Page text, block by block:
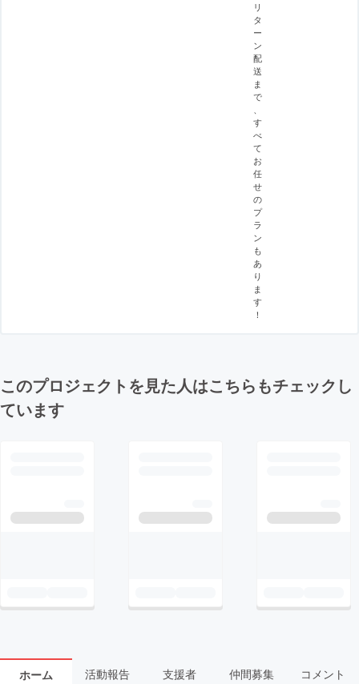
リ
タ
ー
ン
配
送
ま
で
、
す
べ
て
お
任
せ
の
プ
ラ
ン
も
あ
り
ま
す
！
このプロジェクトを見た人はこちらもチェックし
ています
ホーム 活動報告 支援者 仲間募集 コメント